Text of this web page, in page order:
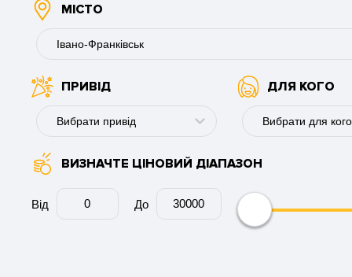
МІСТО
Івано-Франківськ
Буковель
Вінниця
ПРИВІД
Вибрати привід
День народження
Річниця
ДЛЯ КОГО
Вибрати для кого
ВИЗНАЧТЕ ЦІНОВИЙ ДІАПАЗОН
Від До